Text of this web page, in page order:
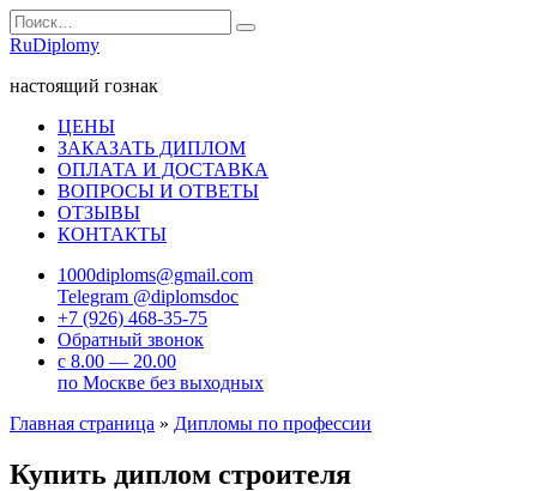
Перейти
к
содержанию
Search
for:
RuDiplomy
настоящий гознак
ЦЕНЫ
ЗАКАЗАТЬ ДИПЛОМ
ОПЛАТА И ДОСТАВКА
ВОПРОСЫ И ОТВЕТЫ
ОТЗЫВЫ
КОНТАКТЫ
1000diploms@gmail.com
Telegram @diplomsdoc
+7 (926) 468-35-75
Обратный звонок
с 8.00 — 20.00
по Москве без выходных
Главная страница » Дипломы по профессии
Купить диплом строителя